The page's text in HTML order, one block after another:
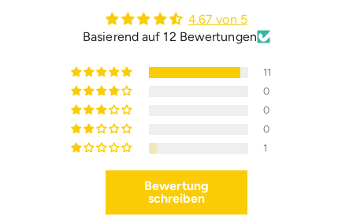
4.67 von 5
Basierend auf 12 Bewertungen
11
0
0
0
1
Bewertung
schreiben